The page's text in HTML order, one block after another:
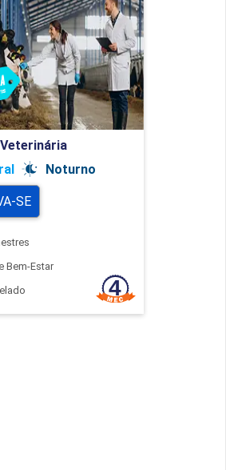
Noturno
SE
Bem-Estar
Medicina Veterinária
Detalhes do curso
Ir para Inscrição